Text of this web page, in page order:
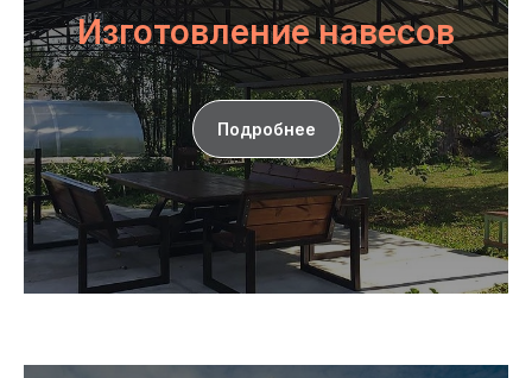
Изготовление навесов
Подробнее